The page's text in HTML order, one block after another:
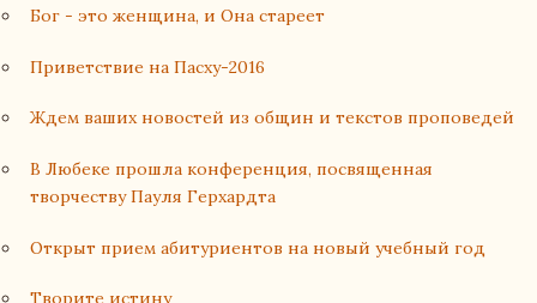
Бог - это женщина, и Она стареет
Приветствие на Пасху-2016
Ждем ваших новостей из общин и текстов проповедей
В Любеке прошла конференция, посвященная
творчеству Пауля Герхардта
Открыт прием абитуриентов на новый учебный год
Творите истину